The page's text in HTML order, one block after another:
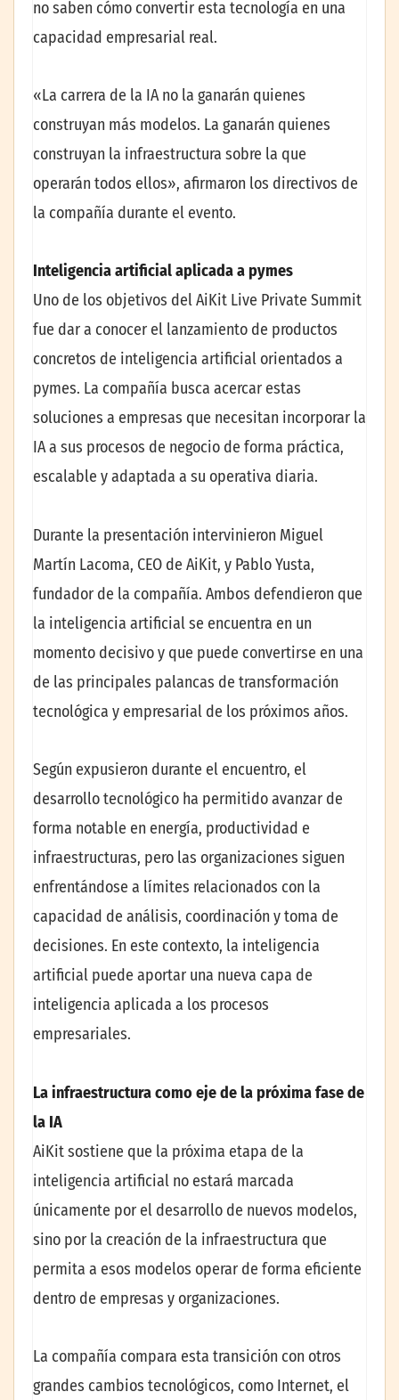
no saben cómo convertir esta tecnología en una
capacidad empresarial real.
«La carrera de la IA no la ganarán quienes
construyan más modelos. La ganarán quienes
construyan la infraestructura sobre la que
operarán todos ellos», afirmaron los directivos de
la compañía durante el evento.
Inteligencia artificial aplicada a pymes
Uno de los objetivos del AiKit Live Private Summit
fue dar a conocer el lanzamiento de productos
concretos de inteligencia artificial orientados a
pymes. La compañía busca acercar estas
soluciones a empresas que necesitan incorporar la
IA a sus procesos de negocio de forma práctica,
escalable y adaptada a su operativa diaria.
Durante la presentación intervinieron Miguel
Martín Lacoma, CEO de AiKit, y Pablo Yusta,
fundador de la compañía. Ambos defendieron que
la inteligencia artificial se encuentra en un
momento decisivo y que puede convertirse en una
de las principales palancas de transformación
tecnológica y empresarial de los próximos años.
Según expusieron durante el encuentro, el
desarrollo tecnológico ha permitido avanzar de
forma notable en energía, productividad e
infraestructuras, pero las organizaciones siguen
enfrentándose a límites relacionados con la
capacidad de análisis, coordinación y toma de
decisiones. En este contexto, la inteligencia
artificial puede aportar una nueva capa de
inteligencia aplicada a los procesos
empresariales.
La infraestructura como eje de la próxima fase de
la IA
AiKit sostiene que la próxima etapa de la
inteligencia artificial no estará marcada
únicamente por el desarrollo de nuevos modelos,
sino por la creación de la infraestructura que
permita a esos modelos operar de forma eficiente
dentro de empresas y organizaciones.
La compañía compara esta transición con otros
grandes cambios tecnológicos, como Internet, el